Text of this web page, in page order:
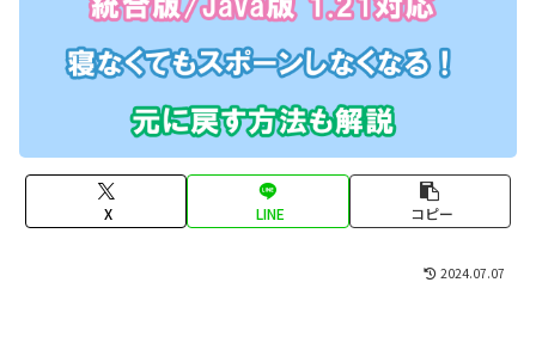
X LINE コピー
2024.07.07